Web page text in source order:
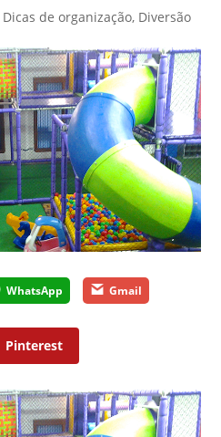
Dicas de organização, Diversão
WhatsApp Gmail
Pinterest